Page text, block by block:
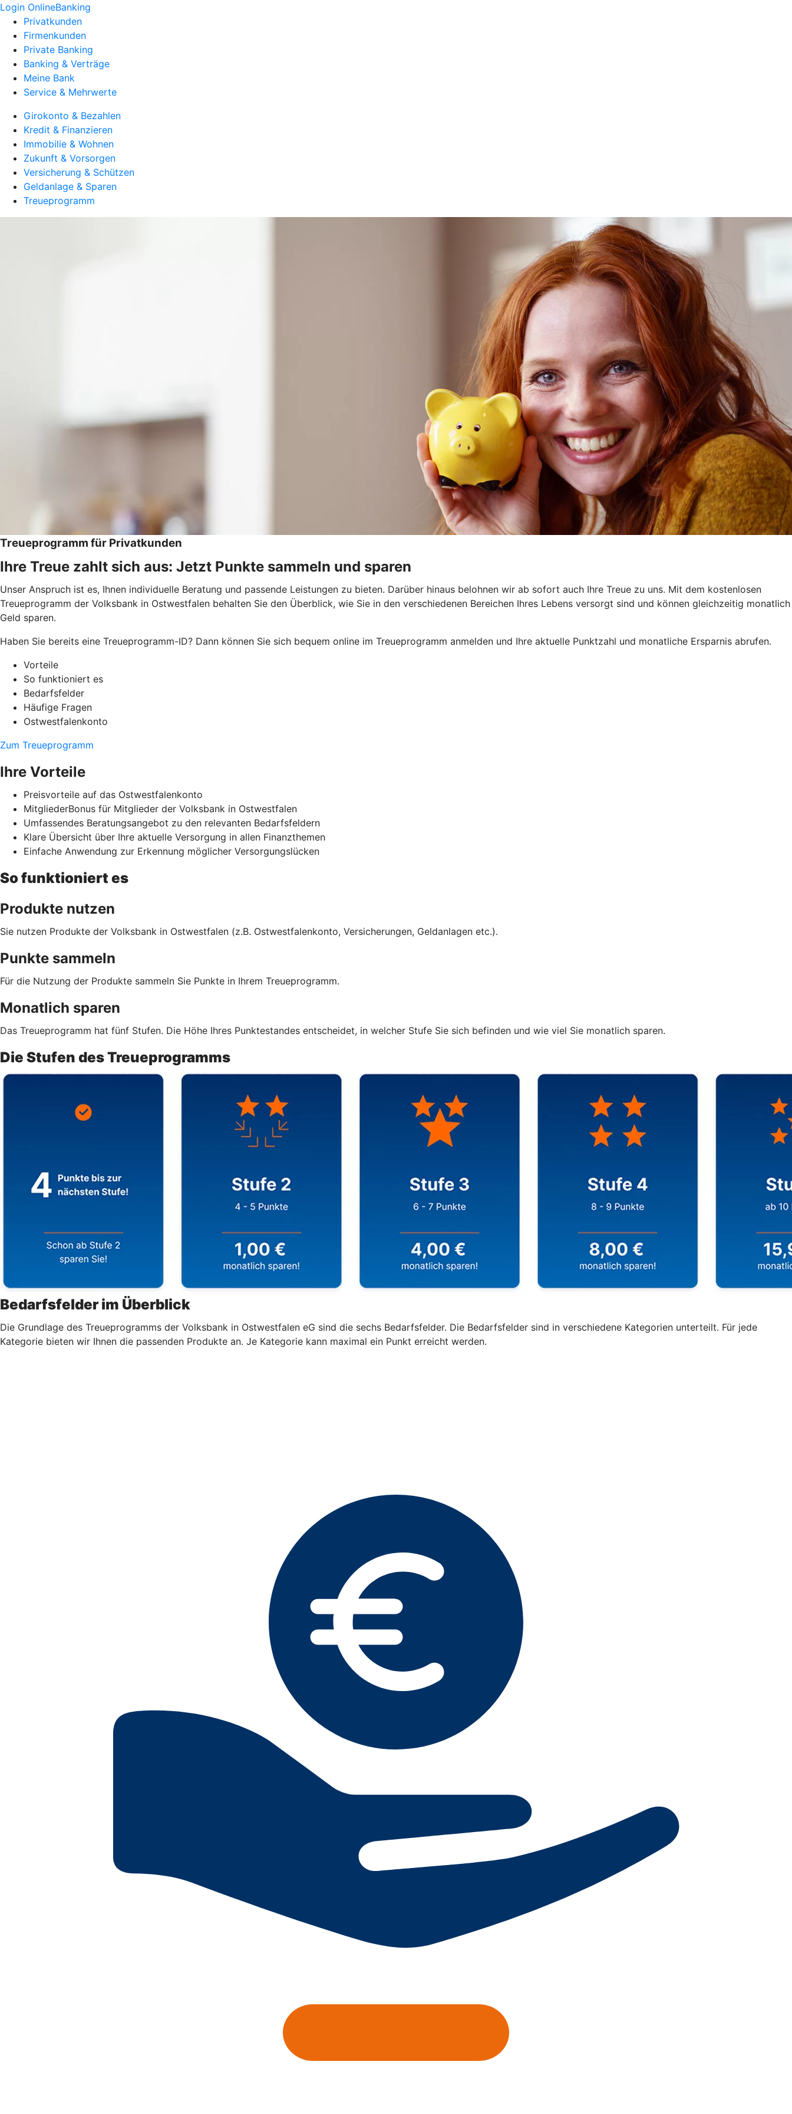
Login OnlineBanking
Privatkunden
Firmenkunden
Private Banking
Banking & Verträge
Meine Bank
Service & Mehrwerte
Girokonto & Bezahlen
Kredit & Finanzieren
Immobilie & Wohnen
Zukunft & Vorsorgen
Versicherung & Schützen
Geldanlage & Sparen
Treueprogramm
Treueprogramm für Privatkunden
Ihre Treue zahlt sich aus: Jetzt Punkte sammeln und sparen
Unser Anspruch ist es, Ihnen individuelle Beratung und passende Leistungen zu bieten. Darüber hinaus belohnen wir ab sofort auch Ihre Treue zu uns. Mit dem kostenlosen
Treueprogramm der Volksbank in Ostwestfalen behalten Sie den Überblick, wie Sie in den verschiedenen Bereichen Ihres Lebens versorgt sind und können gleichzeitig monatlich
Geld sparen.
Haben Sie bereits eine Treueprogramm-ID? Dann können Sie sich bequem online im Treueprogramm anmelden und Ihre aktuelle Punktzahl und monatliche Ersparnis abrufen.
Vorteile
So funktioniert es
Bedarfsfelder
Häufige Fragen
Ostwestfalenkonto
Zum Treueprogramm
Ihre Vorteile
Preisvorteile auf das Ostwestfalenkonto
MitgliederBonus für Mitglieder der Volksbank in Ostwestfalen
Umfassendes Beratungsangebot zu den relevanten Bedarfsfeldern
Klare Übersicht über Ihre aktuelle Versorgung in allen Finanzthemen
Einfache Anwendung zur Erkennung möglicher Versorgungslücken
So funktioniert es
Produkte nutzen
Sie nutzen Produkte der Volksbank in Ostwestfalen (z.B. Ostwestfalenkonto, Versicherungen, Geldanlagen etc.).
Punkte sammeln
Für die Nutzung der Produkte sammeln Sie Punkte in Ihrem Treueprogramm.
Monatlich sparen
Das Treueprogramm hat fünf Stufen. Die Höhe Ihres Punktestandes entscheidet, in welcher Stufe Sie sich befinden und wie viel Sie monatlich sparen.
Die Stufen des Treueprogramms
Bedarfsfelder im Überblick
Die Grundlage des Treueprogramms der Volksbank in Ostwestfalen eG sind die sechs Bedarfsfelder. Die Bedarfsfelder sind in verschiedene Kategorien unterteilt. Für jede
Kategorie bieten wir Ihnen die passenden Produkte an. Je Kategorie kann maximal ein Punkt erreicht werden.